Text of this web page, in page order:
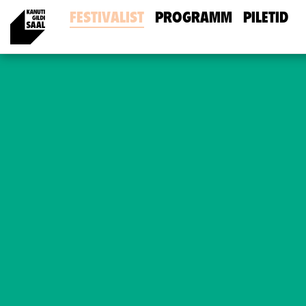
FESTIVALIST PROGRAMM PILETID